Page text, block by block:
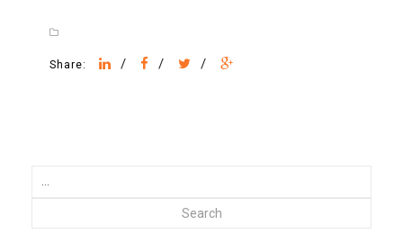
Share: / / /
Search